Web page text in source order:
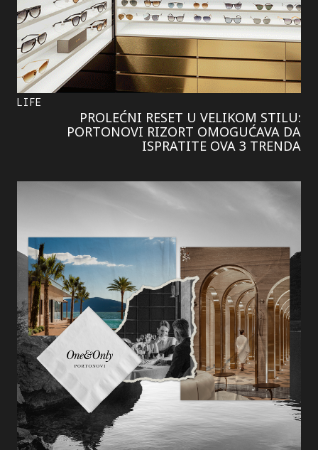
LIFE
PROLEĆNI RESET U VELIKOM STILU:
PORTONOVI RIZORT OMOGUĆAVA DA
ISPRATITE OVA 3 TRENDA